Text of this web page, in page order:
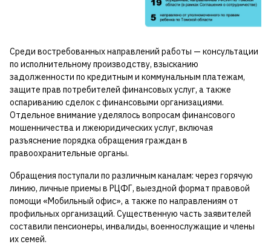
Среди востребованных направлений работы — консультации
по исполнительному производству, взысканию
задолженности по кредитным и коммунальным платежам,
защите прав потребителей финансовых услуг, а также
оспариванию сделок с финансовыми организациями.
Отдельное внимание уделялось вопросам финансового
мошенничества и лжеюридических услуг, включая
разъяснение порядка обращения граждан в
правоохранительные органы.
Обращения поступали по различным каналам: через горячую
линию, личные приемы в РЦФГ, выездной формат правовой
помощи «Мобильный офис», а также по направлениям от
профильных организаций. Существенную часть заявителей
составили пенсионеры, инвалиды, военнослужащие и члены
их семей.